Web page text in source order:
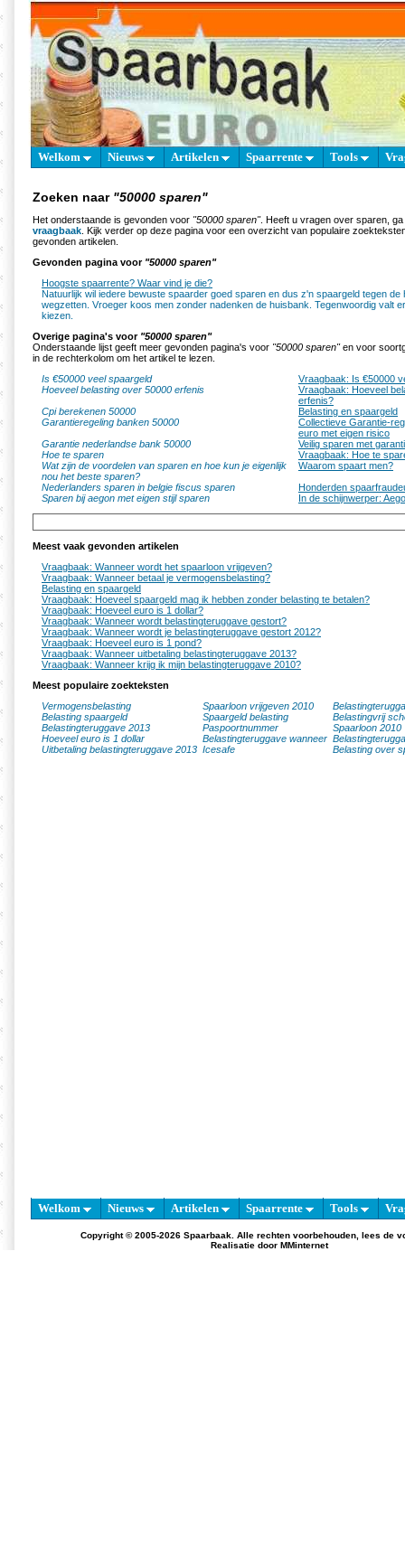
Welkom Nieuws Artikelen Spaarrente Tools
Zoeken naar "50000 sparen"
Het onderstaande is gevonden voor "50000 sparen". Heeft u vragen over sparen,
vraagbaak . Kijk verder op deze pagina voor een overzicht van populaire
gevonden artikelen.
Gevonden pagina voor "50000 sparen"
Hoogste spaarrente? Waar vind je die?
Natuurlijk wil iedere bewuste spaarder goed sparen en dus z'n spaargeld tegen de
wegzetten. Vroeger koos men zonder nadenken de huisbank. Tegenwoordig valt
kiezen.
Overige pagina's voor "50000 sparen"
Onderstaande lijst geeft meer gevonden pagina's voor "50000 sparen"en voor
in de rechterkolom om het artikel te lezen.
Is €50000 veel spaargeld
Vraagbaak: Is €50000
Hoeveel belasting over 50000 erfenis
Vraagbaak: Hoeveel
erfenis?
Cpi berekenen 50000
Belasting en spaargeld
Garantieregeling banken 50000
Collectieve Garantie-
euro met eigen risico
Garantie nederlandse bank 50000
Veilig sparen met
Hoe te sparen
Vraagbaak: Hoe te
Wat zijn de voordelen van sparen en hoe kun je eigenlijk
nou het beste sparen?
Waarom spaart men?
Nederlanders sparen in belgie fiscus sparen
Honderden
Sparen bij aegon met eigen stijl sparen
In de schijnwerper:
Meest vaak gevonden artikelen
Vraagbaak: Wanneer wordt het spaarloon vrijgeven?
Vraagbaak: Wanneer betaal je vermogensbelasting?
Belasting en spaargeld
Vraagbaak: Hoeveel spaargeld mag ik hebben zonder belasting te betalen?
Vraagbaak: Hoeveel euro is 1 dollar?
Vraagbaak: Wanneer wordt belastingteruggave gestort?
Vraagbaak: Wanneer wordt je belastingteruggave gestort 2012?
Vraagbaak: Hoeveel euro is 1 pond?
Vraagbaak: Wanneer uitbetaling belastingteruggave 2013?
Vraagbaak: Wanneer krijg ik mijn belastingteruggave 2010?
Meest populaire zoekteksten
Vermogensbelasting
Spaarloon vrijgeven 2010
Belasting spaargeld
Spaargeld belasting
Belastingvrij
Belastingteruggave 2013
Paspoortnummer
Spaarloon 2010
Hoeveel euro is 1 dollar
Belastingteruggave wanneer
Uitbetaling belastingteruggave 2013 Icesafe Belasting over
Welkom Nieuws Artikelen Spaarrente Tools
Copyright © 2005-2026 Spaarbaak. Alle rechten voorbehouden, lees de
Realisatie door MMinternet